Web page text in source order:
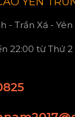
- Trần Xá -
22:00 từ Thứ